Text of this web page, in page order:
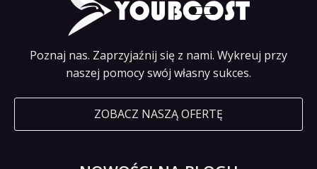
Poznaj nas. Zaprzyjaźnij się z nami. Wykreuj przy
naszej pomocy swój własny sukces.
ZOBACZ NASZĄ OFERTĘ